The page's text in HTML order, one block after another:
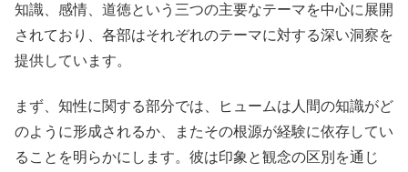
知識、感情、道徳という三つの主要なテーマを中心に展開
されており、各部はそれぞれのテーマに対する深い洞察を
提供しています。
まず、知性に関する部分では、ヒュームは人間の知識がど
のように形成されるか、またその根源が経験に依存してい
ることを明らかにします。彼は印象と観念の区別を通じ